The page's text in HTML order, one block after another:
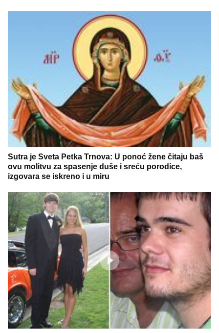
Sutra je Sveta Petka Trnova: U ponoć žene čitaju baš
ovu molitvu za spasenje duše i sreću porodice,
izgovara se iskreno i u miru